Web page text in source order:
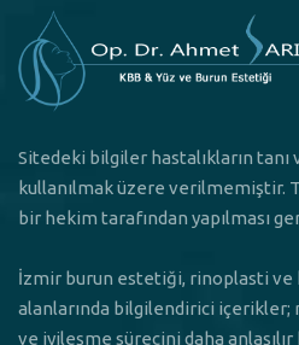
Sitedeki bilgiler hastalıkların tanı
kullanılmak üzere verilmemiştir.
bir hekim tarafından yapılması
İzmir burun estetiği, rinoplasti ve
alanlarında bilgilendirici içerikler;
ve iyileşme sürecini daha